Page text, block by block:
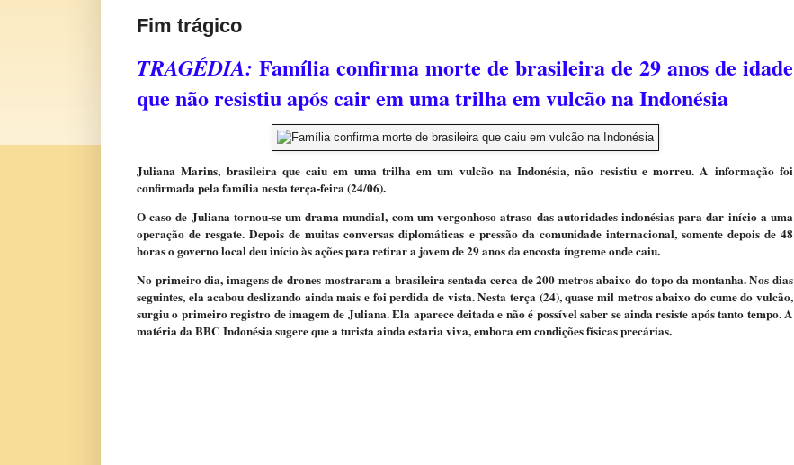
Fim trágico
TRAGÉDIA: Família confirma morte de brasileira de 29 anos de idade
que não resistiu após cair em uma trilha em vulcão na Indonésia
Juliana Marins, brasileira que caiu em uma trilha em um vulcão na Indonésia, não resistiu e morreu. A informação foi
confirmada pela família nesta terça-feira (24/06).
O caso de Juliana tornou-se um drama mundial, com um vergonhoso atraso das autoridades indonésias para dar início a uma
operação de resgate. Depois de muitas conversas diplomáticas e pressão da comunidade internacional, somente depois de 48
horas o governo local deu início às ações para retirar a jovem de 29 anos da encosta íngreme onde caiu.
No primeiro dia, imagens de drones mostraram a brasileira sentada cerca de 200 metros abaixo do topo da montanha. Nos dias
seguintes, ela acabou deslizando ainda mais e foi perdida de vista. Nesta terça (24), quase mil metros abaixo do cume do vulcão,
surgiu o primeiro registro de imagem de Juliana. Ela aparece deitada e não é possível saber se ainda resiste após tanto tempo. A
matéria da BBC Indonésia sugere que a turista ainda estaria viva, embora em condições físicas precárias.